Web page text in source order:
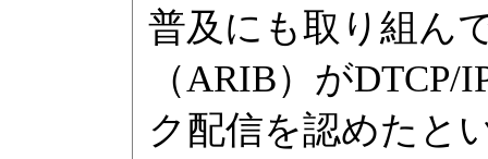
普及にも取り組ん
（ARIB）が
ク配信を認めたと